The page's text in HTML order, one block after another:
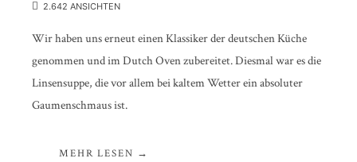
2.642 ANSICHTEN
Wir haben uns erneut einen Klassiker der deutschen Küche
genommen und im Dutch Oven zubereitet. Diesmal war es die
Linsensuppe, die vor allem bei kaltem Wetter ein absoluter
Gaumenschmaus ist.
MEHR LESEN